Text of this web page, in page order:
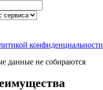
конфиденциальности
данные не собираются